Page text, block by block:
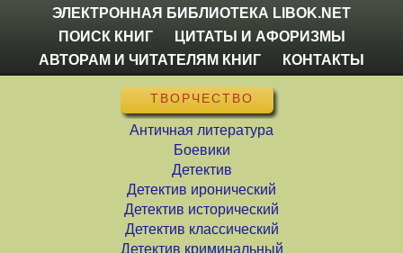
ЭЛЕКТРОННАЯ БИБЛИОТЕКА LIBOK.NET
ПОИСК КНИГ
ЦИТАТЫ И АФОРИЗМЫ
АВТОРАМ И ЧИТАТЕЛЯМ КНИГ
КОНТАКТЫ
ТВОРЧЕСТВО
Античная литература
Боевики
Детектив
Детектив иронический
Детектив исторический
Детектив классический
Детектив криминальный